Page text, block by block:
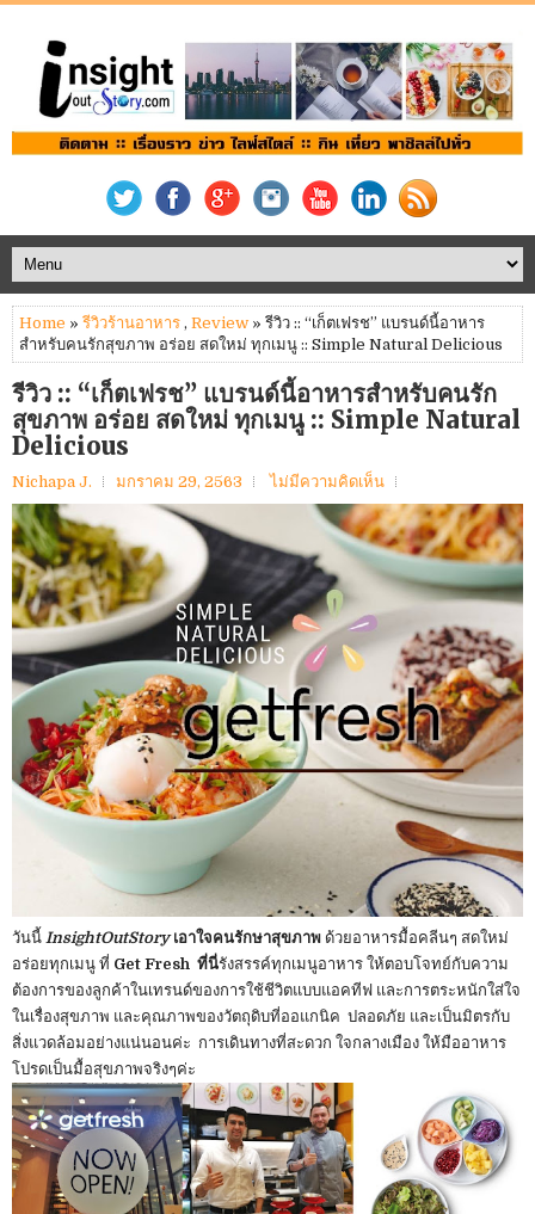
Home » รีวิวร้านอาหาร , Review» รีวิว :: “เก็ตเฟรช” แบรนด์นี้อาหาร
สำหรับคนรักสุขภาพ อร่อย สดใหม่ ทุกเมนู :: Simple Natural Delicious
รีวิว :: “เก็ตเฟรช” แบรนด์นี้อาหารสำหรับคนรัก
สุขภาพ อร่อย สดใหม่ ทุกเมนู :: Simple Natural
Delicious
Nichapa J. มกราคม 29, 2563 ไม่มีความคิดเห็น
วันนี้ InsightOutStoryเอาใจคนรักษาสุขภาพ ด้วยอาหารมื้อคลีนๆ สดใหม่
อร่อยทุกเมนู ที่ Get Fresh ที่นี่รังสรรค์ทุกเมนูอาหาร ให้ตอบโจทย์กับความ
ต้องการของลูกค้าในเทรนด์ของการใช้ชีวิตแบบแอคทีฟ และการตระหนักใส่ใจ
ในเรื่องสุขภาพ และคุณภาพของวัตถุดิบที่ออแกนิค ปลอดภัย และเป็นมิตรกับ
สิ่งแวดล้อมอย่างแน่นอนค่ะ การเดินทางที่สะดวก ใจกลางเมือง ให้มืออาหาร
โปรดเป็นมื้อสุขภาพจริงๆค่ะ